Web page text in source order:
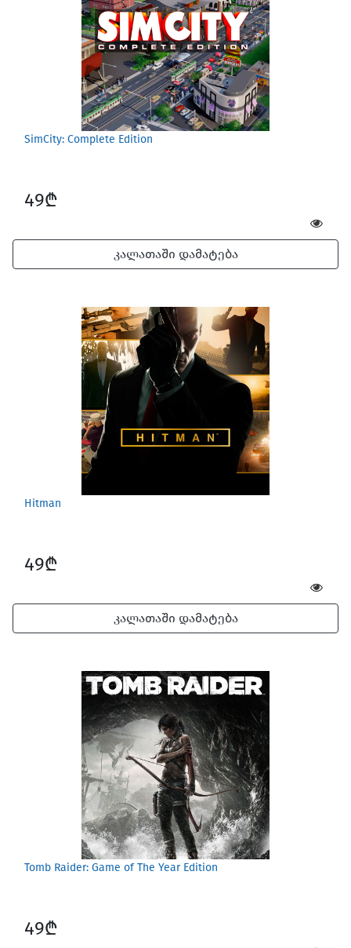
SimCity: Complete Edition
49₾
კალათაში დამატება
Hitman
49₾
კალათაში დამატება
Tomb Raider: Game of The Year Edition
49₾